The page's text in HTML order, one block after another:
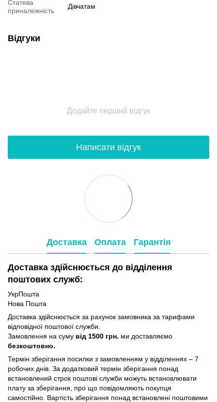
Статева
приналежність
Дівчатам
Відгуки
Додайте перший відгук
Написати відгук
Доставка Оплата Гарантія
Доставка здійснюється до відділення
поштових служб:
УкрПошта
Нова Пошта
Доставка здійснюється за рахунок замовника за тарифами
відповідної поштової служби.
Замовлення на суму від 1500 грн. ми доставляємо
безкоштовно.
Термін зберігання посилки з замовленням у відділеннях – 7
робочих днів. За додатковий термін зберігання понад
встановлений строк поштові служби можуть встановлювати
плату за зберігання, про що повідомляють покупця
самостійно. Вартість зберігання понад вcтановлені поштовими